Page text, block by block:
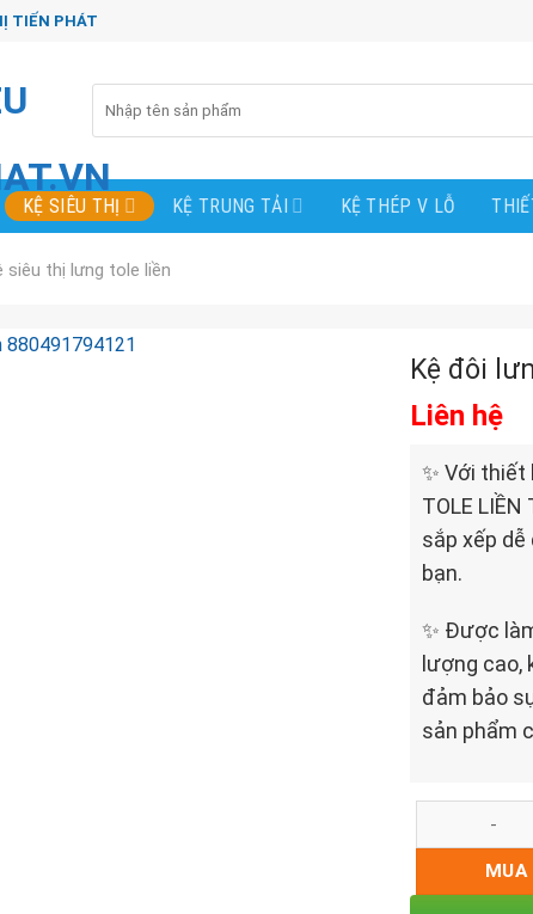
TIẾN PHÁT
kiếm:
KỆ SIÊU THỊ KỆ TRUNG TẢI KỆ THÉP V LỖ
siêu thị lưng tole liền
Kệ đôi
Liên hệ
✨ Với thiết
TOLE
sắp xếp dễ
bạn.
✨ Được
lượng cao,
đảm bảo
sản phẩm
Kệ đôi lưng
MUA